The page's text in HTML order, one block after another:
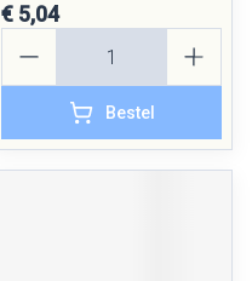
€ 5,04
Bestel